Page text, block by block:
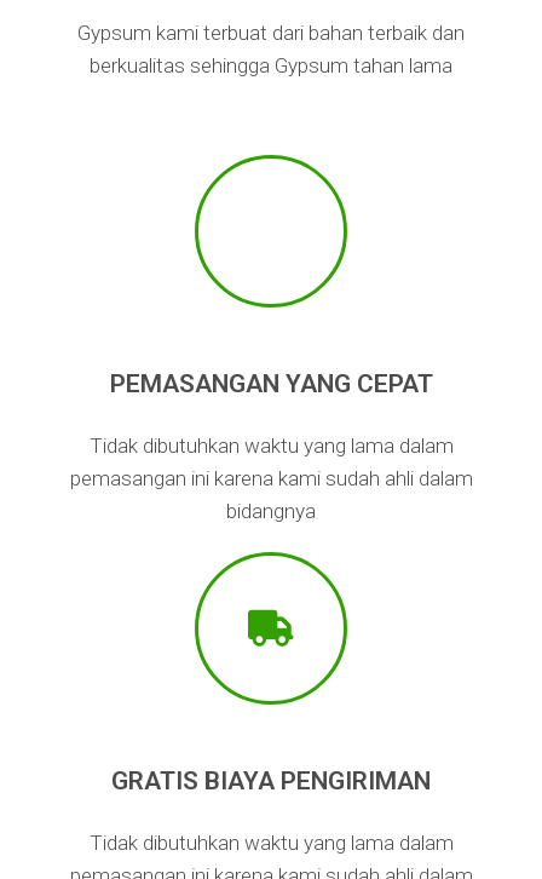
Gypsum kami terbuat dari bahan terbaik dan
berkualitas sehingga Gypsum tahan lama
PEMASANGAN YANG CEPAT
Tidak dibutuhkan waktu yang lama dalam
pemasangan ini karena kami sudah ahli dalam
bidangnya​
GRATIS BIAYA PENGIRIMAN
Tidak dibutuhkan waktu yang lama dalam